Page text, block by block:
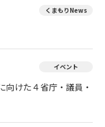
くまもりNews
イベント
向けた４省庁・議員・